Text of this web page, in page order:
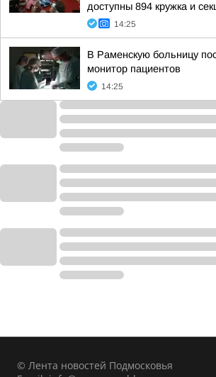
доступны 894 кружка и
14:25
В Раменскую больницу
монитор пациентов
14:25
© Лента новостей Подмосковья